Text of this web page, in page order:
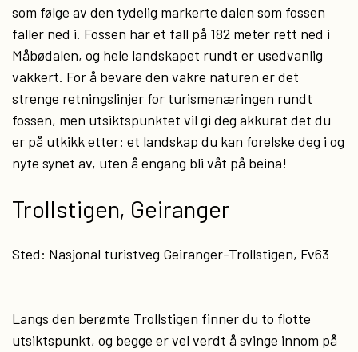
som følge av den tydelig markerte dalen som fossen
faller ned i. Fossen har et fall på 182 meter rett ned i
Måbødalen, og hele landskapet rundt er usedvanlig
vakkert. For å bevare den vakre naturen er det
strenge retningslinjer for turismenæringen rundt
fossen, men utsiktspunktet vil gi deg akkurat det du
er på utkikk etter: et landskap du kan forelske deg i og
nyte synet av, uten å engang bli våt på beina!
Trollstigen, Geiranger
Sted: Nasjonal turistveg Geiranger-Trollstigen, Fv63
Langs den berømte Trollstigen finner du to flotte
utsiktspunkt, og begge er vel verdt å svinge innom på